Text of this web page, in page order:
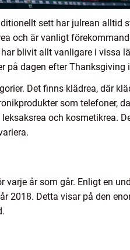
sett har julrean alltid
och är vanligt
blivit allt vanligare i vissa
dagen efter Thanksgiving
Det finns klädrea, där
som telefoner,
och kosmetikrea.
år som går. Enligt en
2018. Detta visar på den